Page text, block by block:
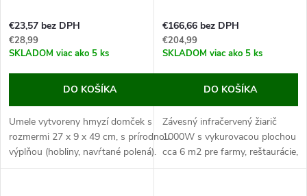
€23,57 bez DPH
€28,99
SKLADOM viac ako 5 ks
DO KOŠÍKA
Umele vytvoreny hmyzí domček s
rozmermi 27 x 9 x 49 cm, s prírodnou
výplňou (hobliny, navŕtané polená).
Domčeky pre hmyz sú veľmi obľúbené
€166,66 bez DPH
€204,99
SKLADOM viac ako 5 ks
DO KOŠÍKA
Závesný infračervený žiarič
1000W s vykurovacou plochou
cca 6 m2 pre farmy, reštaurácie,
využitie v interiéri aj v exteriéri.